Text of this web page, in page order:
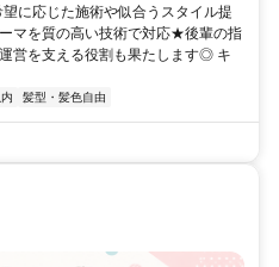
に応じた施術や似合うスタイル提
マを質の高い技術で対応★後輩の指
営を支える役割も果たします◎ キ
髪型・髪色自由